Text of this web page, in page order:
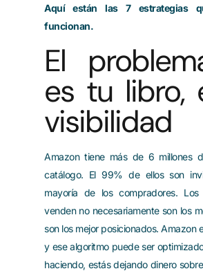
Aquí están las 7 estrategias
funcionan.
El
es tu libro,
visibilidad
Amazon tiene más de 6 millones
catálogo. El 99% de ellos son
mayoría de los compradores.
venden no necesariamente son los
son los mejor posicionados. Amazon
y ese algoritmo puede ser
haciendo, estás dejando dinero